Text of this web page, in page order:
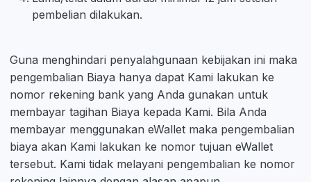
pembelian dilakukan.
Guna menghindari penyalahgunaan kebijakan ini maka
pengembalian Biaya hanya dapat Kami lakukan ke
nomor rekening bank yang Anda gunakan untuk
membayar tagihan Biaya kepada Kami. Bila Anda
membayar menggunakan eWallet maka pengembalian
biaya akan Kami lakukan ke nomor tujuan eWallet
tersebut. Kami tidak melayani pengembalian ke nomor